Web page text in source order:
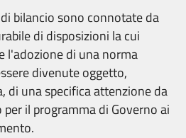
bilancio sono connotate da
di disposizioni la cui
l'adozione di una norma
divenute oggetto,
di una specifica attenzione da
il programma di Governo ai